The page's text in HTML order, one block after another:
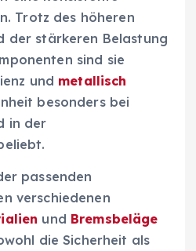
Trotz des höheren
der stärkeren Belastung
sind sie
und metallisch
besonders bei
in der
passenden
verschiedenen
und Bremsbeläge
die Sicherheit als